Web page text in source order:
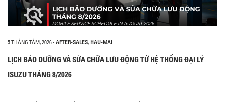
5 THÁNG TÁM, 2026- AFTER-SALES, HAU-MAI
LỊCH BẢO DƯỠNG VÀ SỬA CHỮA LƯU ĐỘNG TỪ HỆ THỐNG ĐẠI LÝ
ISUZU THÁNG 8/2026